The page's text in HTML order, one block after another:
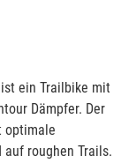
ein Trailbike mit
Dämpfer. Der
optimale
auf roughen Trails.